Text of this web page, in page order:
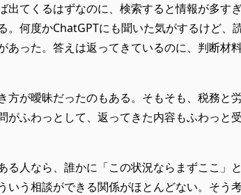
出てくるはずなのに、検索すると情報が多す
。何度かChatGPTにも聞いた気がするけど、
あった。答えは返ってきているのに、判断材
方が曖昧だったのもある。そもそも、税務と
がふわっとして、返ってきた内容もふわっと
る人なら、誰かに「この状況ならまずここ」
いう相談ができる関係がほとんどない。そう